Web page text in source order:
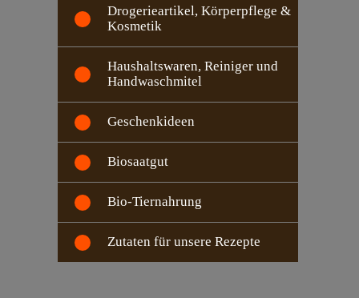
Drogerieartikel, Körperpflege &
Kosmetik
Haushaltswaren, Reiniger und
Handwaschmitel
Geschenkideen
Biosaatgut
Bio-Tiernahrung
Zutaten für unsere Rezepte